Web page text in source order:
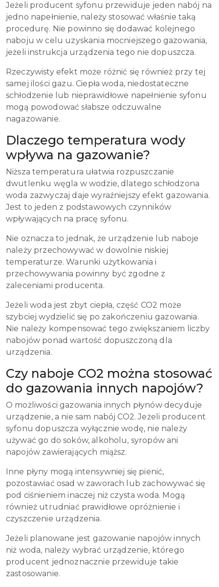
Jeżeli producent syfonu przewiduje jeden nabój na
jedno napełnienie, należy stosować właśnie taką
procedurę. Nie powinno się dodawać kolejnego
naboju w celu uzyskania mocniejszego gazowania,
jeżeli instrukcja urządzenia tego nie dopuszcza.
Rzeczywisty efekt może różnić się również przy tej
samej ilości gazu. Ciepła woda, niedostateczne
schłodzenie lub nieprawidłowe napełnienie syfonu
mogą powodować słabsze odczuwalne
nagazowanie.
Dlaczego temperatura wody
wpływa na gazowanie?
Niższa temperatura ułatwia rozpuszczanie
dwutlenku węgla w wodzie, dlatego schłodzona
woda zazwyczaj daje wyraźniejszy efekt gazowania.
Jest to jeden z podstawowych czynników
wpływających na pracę syfonu.
Nie oznacza to jednak, że urządzenie lub naboje
należy przechowywać w dowolnie niskiej
temperaturze. Warunki użytkowania i
przechowywania powinny być zgodne z
zaleceniami producenta.
Jeżeli woda jest zbyt ciepła, część CO2 może
szybciej wydzielić się po zakończeniu gazowania.
Nie należy kompensować tego zwiększaniem liczby
nabojów ponad wartość dopuszczoną dla
urządzenia.
Czy naboje CO2 można stosować
do gazowania innych napojów?
O możliwości gazowania innych płynów decyduje
urządzenie, a nie sam nabój CO2. Jeżeli producent
syfonu dopuszcza wyłącznie wodę, nie należy
używać go do soków, alkoholu, syropów ani
napojów zawierających miąższ.
Inne płyny mogą intensywniej się pienić,
pozostawiać osad w zaworach lub zachowywać się
pod ciśnieniem inaczej niż czysta woda. Mogą
również utrudniać prawidłowe opróżnienie i
czyszczenie urządzenia.
Jeżeli planowane jest gazowanie napojów innych
niż woda, należy wybrać urządzenie, którego
producent jednoznacznie przewiduje takie
zastosowanie.